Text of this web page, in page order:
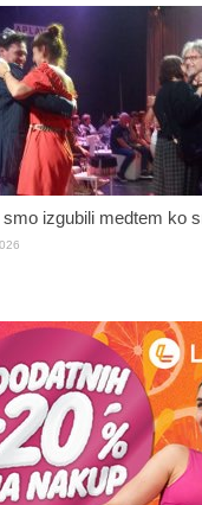
izgubili medtem ko